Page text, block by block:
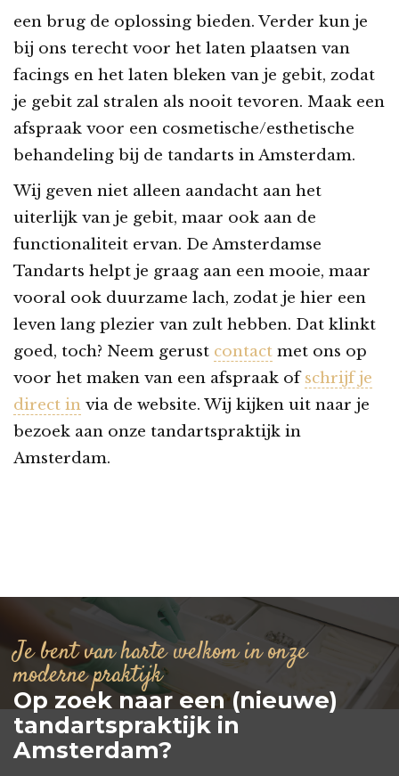
een brug de oplossing bieden. Verder kun je
bij ons terecht voor het laten plaatsen van
facings en het laten bleken van je gebit, zodat
je gebit zal stralen als nooit tevoren. Maak een
afspraak voor een cosmetische/esthetische
behandeling bij de tandarts in Amsterdam.
Wij geven niet alleen aandacht aan het
uiterlijk van je gebit, maar ook aan de
functionaliteit ervan. De Amsterdamse
Tandarts helpt je graag aan een mooie, maar
vooral ook duurzame lach, zodat je hier een
leven lang plezier van zult hebben. Dat klinkt
goed, toch? Neem gerust contact met ons op
voor het maken van een afspraak ofschrijf je
direct in via de website. Wij kijken uit naar je
bezoek aan onze tandartspraktijk in
Amsterdam.
Je bent van harte welkom in onze
moderne praktijk
Op zoek naar een (nieuwe)
tandartspraktijk in
Amsterdam?